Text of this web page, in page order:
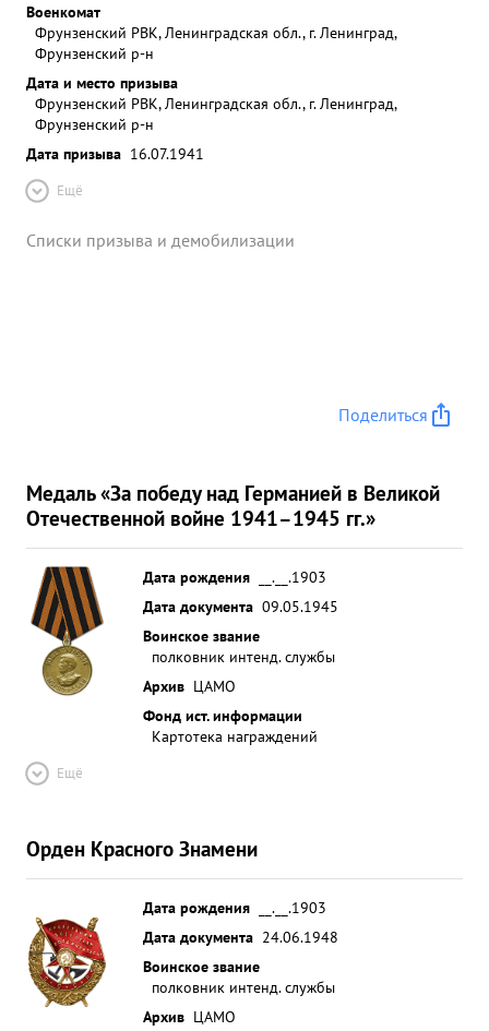
Военкомат
Фрунзенский РВК, Ленинградская обл., г. Ленинград,
Фрунзенский р-н
Дата и место призыва
Фрунзенский РВК, Ленинградская обл., г. Ленинград,
Фрунзенский р-н
Дата призыва 16.07.1941
Ещё
Списки призыва и демобилизации
Поделиться
Медаль «За победу над Германией в Великой
Отечественной войне 1941–1945 гг.»
Дата рождения
__.__.1903
Дата документа 09.05.1945
Воинское звание
полковник интенд. службы
Архив ЦАМО
Фонд ист. информации
Картотека награждений
Ещё
Орден Красного Знамени
Дата рождения
__.__.1903
Дата документа 24.06.1948
Воинское звание
полковник интенд. службы
Архив ЦАМО